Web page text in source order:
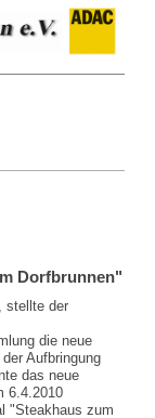
Dorfbrunnen"
stellte der
die neue
Aufbringung
das neue
6.4.2010
"Steakhaus zum